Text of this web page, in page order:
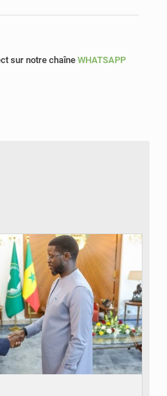
sur notre chaîne WHATSAPP